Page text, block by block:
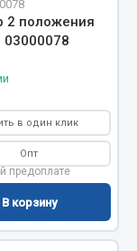
2 положения
03000078
в один клик
Опт
предоплате
В корзину